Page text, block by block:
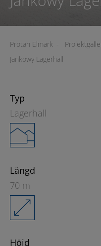
Protan Elmark -
Jankowy Lagerhall
Typ
Lagerhall
Längd
70 m
Höjd